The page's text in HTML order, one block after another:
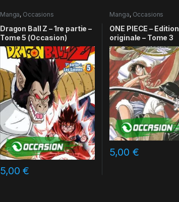
Manga, Occasions
Dragon Ball Z – 1re partie –
Tome 5 (Occasion)
5,00€
Manga, Occasions
ONE PIECE – Edition
originale – Tome 3
5,00 €